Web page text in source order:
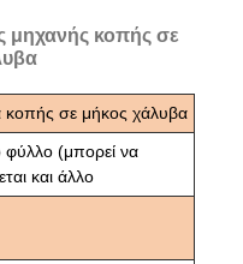
μηχανής κοπής σε
σε μήκος χάλυβα
φύλλο (μπορεί να
και άλλο